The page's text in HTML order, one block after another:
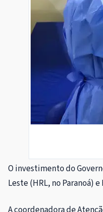
O investimento do
Leste (HRL, no Paranoá)